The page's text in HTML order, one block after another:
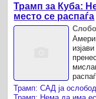
Трамп за Куба:
место се распаѓа